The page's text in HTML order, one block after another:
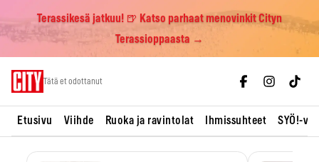
Terassikesä jatkuu! 🍺 Katso parhaat menovinkit Cityn
Terassioppaasta →
Tätä et odottanut
Etusivu Viihde Ruoka ja ravintolat Ihmissuhteet SYÖ!-